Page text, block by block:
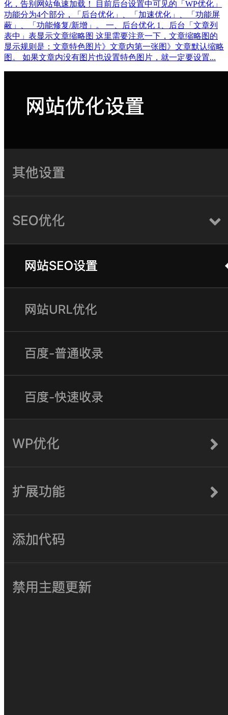
化，告别网站龟速加载！ 目前后台设置中可见的「WP优化」
功能分为4个部分，「后台优化」、「加速优化」、「功能屏
蔽」、「功能修复/新增」。 一、后台优化 1、后台「文章列
表中」表显示文章缩略图 这里需要注意一下，文章缩略图的
显示规则是：文章特色图片》文章内第一张图》文章默认缩略
图。 如果文章内没有图片也设置特色图片，就一定要设置...